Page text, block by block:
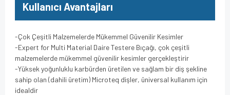
Kullanıcı Avantajları
-Çok Çeşitli Malzemelerde Mükemmel Güvenilir Kesimler
-Expert for Multi Material Daire Testere Bıçağı, çok çeşitli
malzemelerde mükemmel güvenilir kesimler gerçekleştirir
-Yüksek yoğunluklu karbürden üretilen ve sağlam bir diş şekline
sahip olan (dahili üretim) Microteq dişler, üniversal kullanım için
idealdir